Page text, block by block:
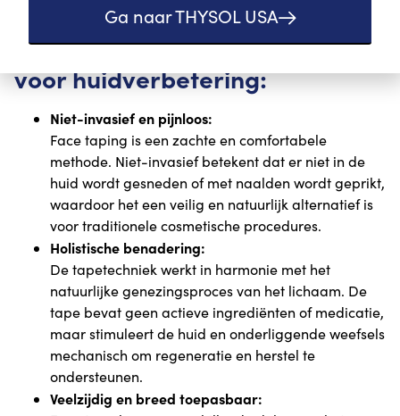
Voordelen van Beauty Taping
voor huidverbetering:
Niet-invasief en pijnloos:
Face taping is een zachte en comfortabele
methode. Niet-invasief betekent dat er niet in de
huid wordt gesneden of met naalden wordt geprikt,
waardoor het een veilig en natuurlijk alternatief is
voor traditionele cosmetische procedures.
Holistische benadering:
De tapetechniek werkt in harmonie met het
natuurlijke genezingsproces van het lichaam. De
tape bevat geen actieve ingrediënten of medicatie,
maar stimuleert de huid en onderliggende weefsels
mechanisch om regeneratie en herstel te
ondersteunen.
Veelzijdig en breed toepasbaar:
Ga naar THYSOL USA